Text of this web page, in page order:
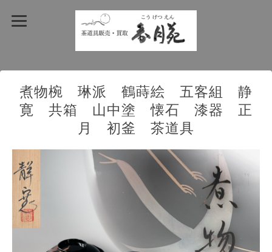
煮物椀 琳派 鶴蒔絵 五客組 静
寛 共箱 山中塗 懐石 漆器 正
月 初釜 茶道具